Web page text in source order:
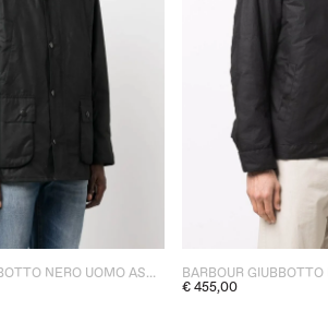
BARBOUR GIUBBOTTO NERO UOMO ASHBY
€ 455,00